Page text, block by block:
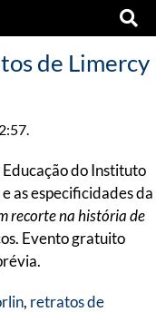
de Limercy
do Instituto
as especificidades da
recorte na história de
Evento gratuito
, retratos de